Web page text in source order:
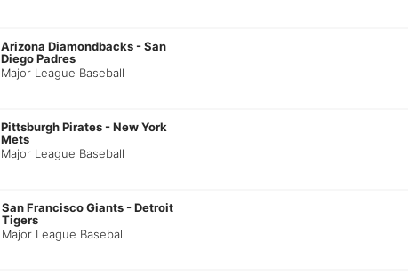
Arizona Diamondbacks -San
Diego Padres
Major League Baseball
Pittsburgh Pirates -New York
Mets
Major League Baseball
San Francisco Giants -Detroit
Tigers
Major League Baseball